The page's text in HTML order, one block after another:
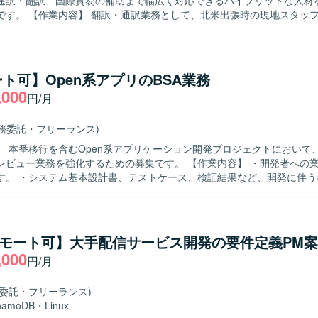
地スタッフや顧客との
を行っていただきます。また、適性に応じて、実機検証を含む技術サ
な修理・メンテナンス、各種図面チェック、営業サポート業務などを
ます。北米への海外出張では、現地での通訳対応も含めた支援を行っ
ークが軽く、自主的に考えて行動できる方が望ましいです。製造業に
ながら、幅広い業務範囲に柔軟に対応できる方にマッチしたポジショ
の魅力】 最先端かつ今後の需要が高まるIoT/ロボット開発領域に携わ
めることができる環境です。通訳・翻訳、技術サポート、国際貿易補
して経験を積むことができ、グローバルなビジネス現場で活躍できる
可】Open系アプリのBSA業務
円/月
委託・フリーランス)
本番移行を含むOpen系アプリケーション開発プロジェクトにおいて
を強化するための募集です。 【作業内容】 ・開発者への業務要件の説
。 ・システム基本設計書、テストケース、検証結果など、開発に伴
りながら業務を推進できる方を求めています。 ・日本語および英語
抗がなく、主体的に情報連携や調整ができる方が望ましいです。 【ポジション
務要件整理から本番移行まで一連の工程に携わることで、上流工程
ン経験を高めることができます。 【開発環境】 Open系アプリケーショ
た開発プロジェクトとなります。
ート可】大手配信サービス開発の要件定義PM
円/月
託・フリーランス)
・ Linux